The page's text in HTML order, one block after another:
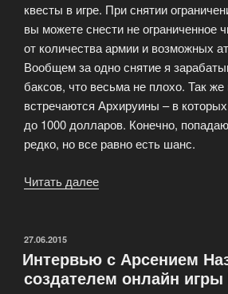
квесты в игре. При снятии
вы можете снести не ограниченное
от количества армии и возможных
Вообщем за одно снятие я
баксов, что весьма не плохо. Так же
встречаются Архируины – в
до 1000 долларов. Конечно,
редко, но все равно есть шанс.
Читать далее
боевая
онлайн
ОПУБЛИКОВАНО
27.06.2015
Интервью с Арсением
создателем онлайн